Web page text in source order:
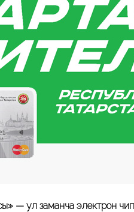
— ул заманча электрон